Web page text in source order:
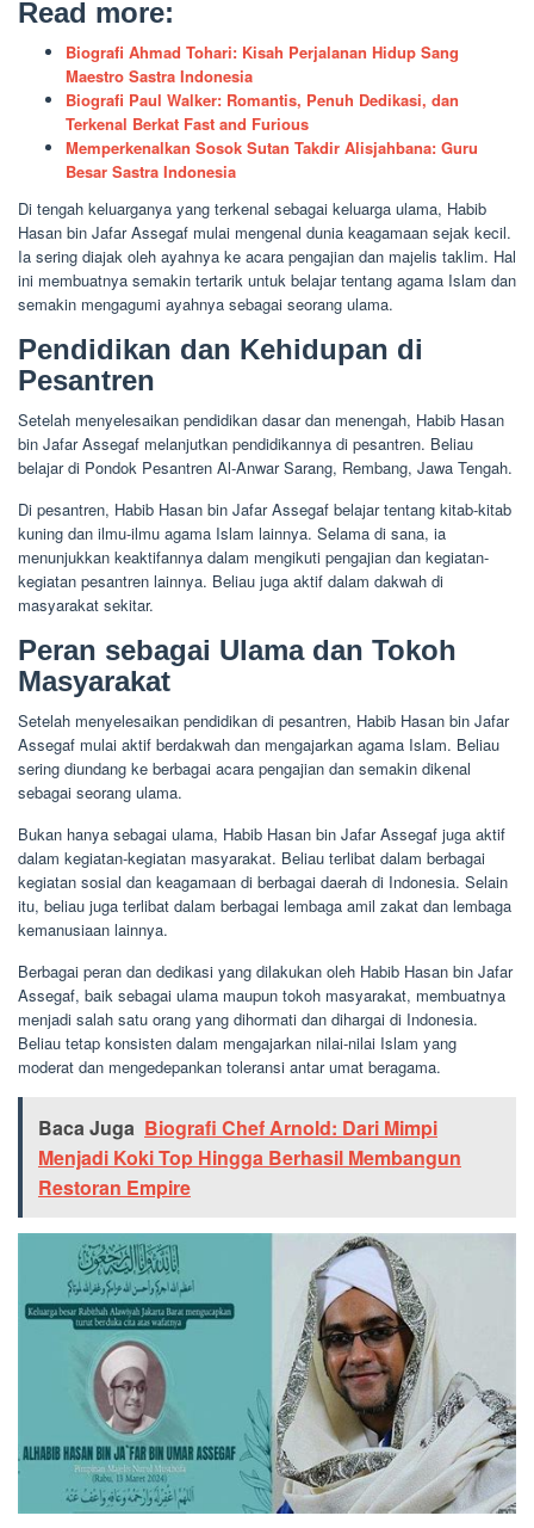
Read more:
Biografi Ahmad Tohari: Kisah Perjalanan Hidup Sang
Maestro Sastra Indonesia
Biografi Paul Walker: Romantis, Penuh Dedikasi, dan
Terkenal Berkat Fast and Furious
Memperkenalkan Sosok Sutan Takdir Alisjahbana: Guru
Besar Sastra Indonesia
Di tengah keluarganya yang terkenal sebagai keluarga ulama, Habib
Hasan bin Jafar Assegaf mulai mengenal dunia keagamaan sejak kecil.
Ia sering diajak oleh ayahnya ke acara pengajian dan majelis taklim. Hal
ini membuatnya semakin tertarik untuk belajar tentang agama Islam dan
semakin mengagumi ayahnya sebagai seorang ulama.
Pendidikan dan Kehidupan di
Pesantren
Setelah menyelesaikan pendidikan dasar dan menengah, Habib Hasan
bin Jafar Assegaf melanjutkan pendidikannya di pesantren. Beliau
belajar di Pondok Pesantren Al-Anwar Sarang, Rembang, Jawa Tengah.
Di pesantren, Habib Hasan bin Jafar Assegaf belajar tentang kitab-kitab
kuning dan ilmu-ilmu agama Islam lainnya. Selama di sana, ia
menunjukkan keaktifannya dalam mengikuti pengajian dan kegiatan-
kegiatan pesantren lainnya. Beliau juga aktif dalam dakwah di
masyarakat sekitar.
Peran sebagai Ulama dan Tokoh
Masyarakat
Setelah menyelesaikan pendidikan di pesantren, Habib Hasan bin Jafar
Assegaf mulai aktif berdakwah dan mengajarkan agama Islam. Beliau
sering diundang ke berbagai acara pengajian dan semakin dikenal
sebagai seorang ulama.
Bukan hanya sebagai ulama, Habib Hasan bin Jafar Assegaf juga aktif
dalam kegiatan-kegiatan masyarakat. Beliau terlibat dalam berbagai
kegiatan sosial dan keagamaan di berbagai daerah di Indonesia. Selain
itu, beliau juga terlibat dalam berbagai lembaga amil zakat dan lembaga
kemanusiaan lainnya.
Berbagai peran dan dedikasi yang dilakukan oleh Habib Hasan bin Jafar
Assegaf, baik sebagai ulama maupun tokoh masyarakat, membuatnya
menjadi salah satu orang yang dihormati dan dihargai di Indonesia.
Beliau tetap konsisten dalam mengajarkan nilai-nilai Islam yang
moderat dan mengedepankan toleransi antar umat beragama.
Baca Juga Biografi Chef Arnold: Dari Mimpi
Menjadi Koki Top Hingga Berhasil Membangun
Restoran Empire